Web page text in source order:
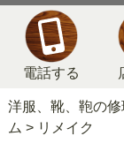
電話する
洋服、靴、鞄の
ム > リメイク